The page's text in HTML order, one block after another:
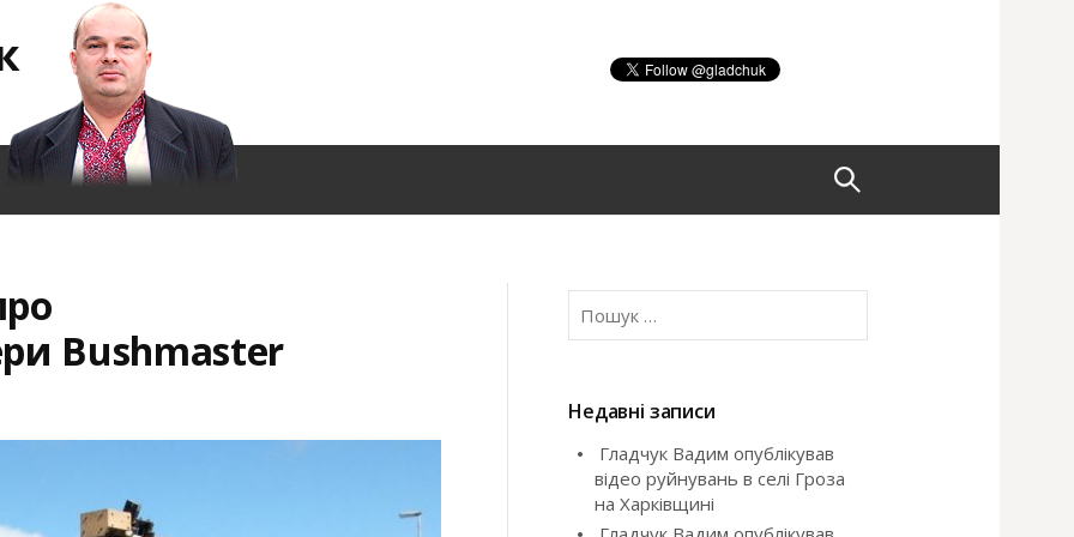
П
к
:
Bushmaster
П
кНедавні записи
Гладчук Вадим опублікував
відео руйнувань в селі Гроза
на Харківщині